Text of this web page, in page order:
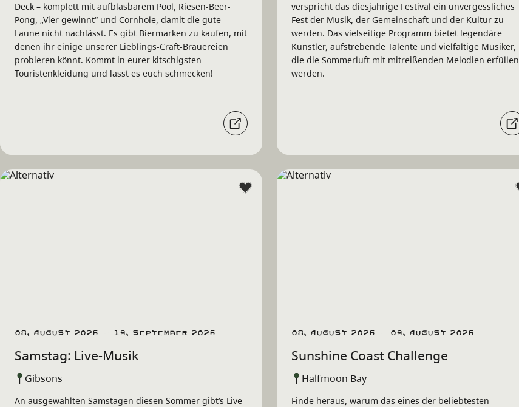
Deck – komplett mit aufblasbarem Pool, Riesen-Beer-
Pong, „Vier gewinnt“ und Cornhole, damit die gute
Laune nicht nachlässt. Es gibt Biermarken zu kaufen, mit
denen ihr einige unserer Lieblings-Craft-Brauereien
probieren könnt. Kommt in eurer kitschigsten
Touristenkleidung und lasst es euch schmecken!
verspricht das diesjährige Festival ein unvergessliches
Fest der Musik, der Gemeinschaft und der Kultur zu
werden. Das vielseitige Programm bietet legendäre
Künstler, aufstrebende Talente und vielfältige Musiker,
die die Sommerluft mit mitreißenden Melodien erfüllen
werden.
08. August 2026 – 19. September 2026
Samstag: Live-Musik
Gibsons
An ausgewählten Samstagen diesen Sommer gibt’s Live-
08. August 2026 – 09. August 2026
Sunshine Coast Challenge
Halfmoon Bay
Finde heraus, warum das eines der beliebtesten